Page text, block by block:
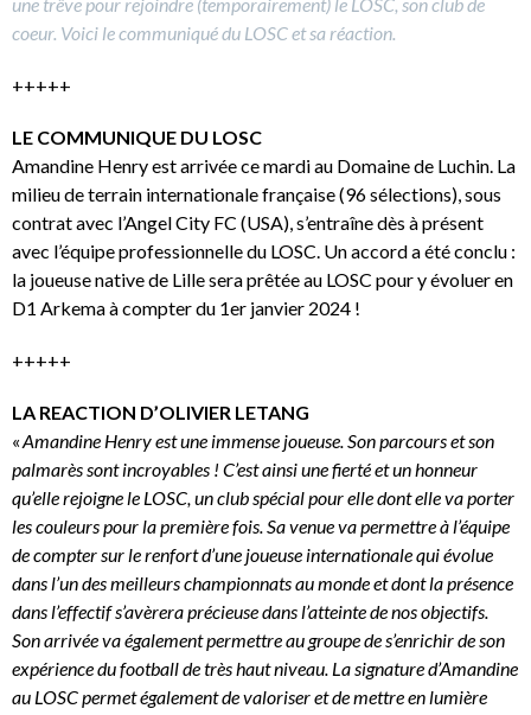
coeur. Voici le communiqué du LOSC et sa réaction.
+++++
LE COMMUNIQUE DU LOSC
Amandine Henry est arrivée ce mardi au Domaine de Luchin. La
milieu de terrain internationale française (96 sélections), sous
contrat avec l’Angel City FC (USA), s’entraîne dès à présent
avec l’équipe professionnelle du LOSC. Un accord a été conclu :
la joueuse native de Lille sera prêtée au LOSC pour y évoluer en
D1 Arkema à compter du 1er janvier 2024 !
+++++
LA REACTION D’OLIVIER LETANG
«Amandine Henry est une immense joueuse. Son parcours et son
palmarès sont incroyables ! C’est ainsi une fierté et un honneur
qu’elle rejoigne le LOSC, un club spécial pour elle dont elle va porter
les couleurs pour la première fois. Sa venue va permettre à l’équipe
de compter sur le renfort d’une joueuse internationale qui évolue
dans l’un des meilleurs championnats au monde et dont la présence
dans l’effectif s’avèrera précieuse dans l’atteinte de nos objectifs.
Son arrivée va également permettre au groupe de s’enrichir de son
expérience du football de très haut niveau. La signature d’Amandine
au LOSC permet également de valoriser et de mettre en lumière